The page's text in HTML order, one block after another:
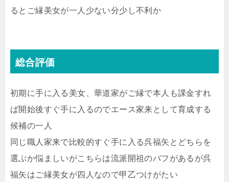
るとご縁美女が一人少ない分少し不利か
総合評価
初期に手に入る美女、華道家がご縁で本人も課金すれ
ば開始後すぐ手に入るのでエース家来として育成する
候補の一人
同じ職人家来で比較的すぐ手に入る呉福矢とどちらを
選ぶか悩ましいがこちらは流派開祖のバフがあるが呉
福矢はご縁美女が四人なので甲乙つけがたい